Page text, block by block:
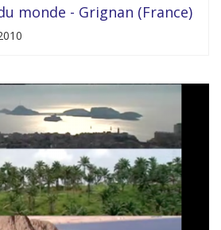
monde - Grignan (France)